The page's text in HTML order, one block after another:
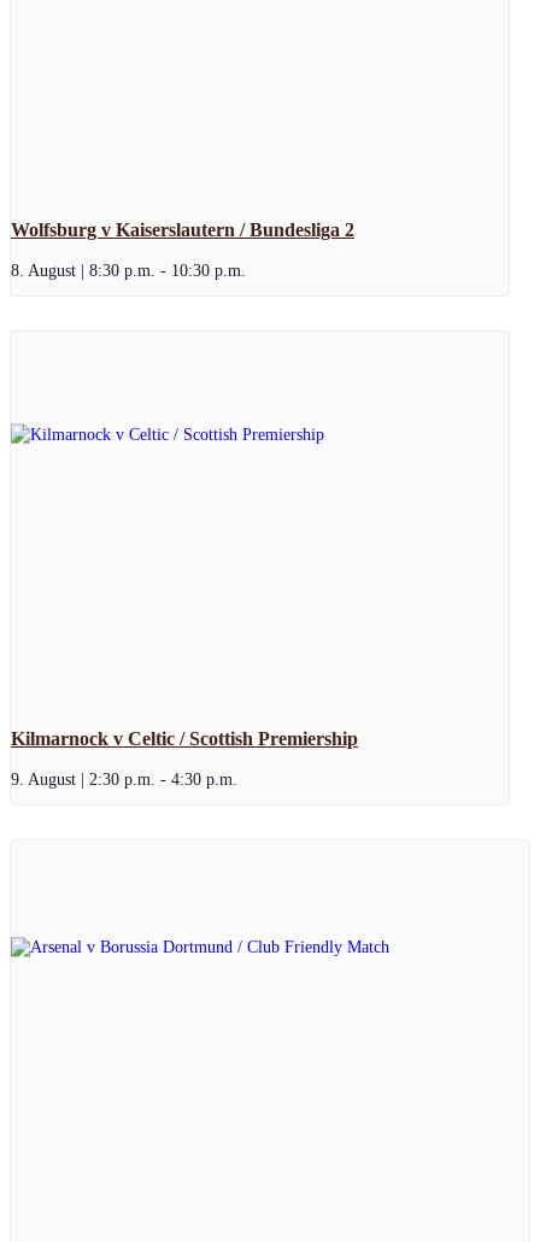
Wolfsburg v Kaiserslautern / Bundesliga 2
8. August | 8:30 p.m. - 10:30 p.m.
Kilmarnock v Celtic / Scottish Premiership
9. August | 2:30 p.m. - 4:30 p.m.